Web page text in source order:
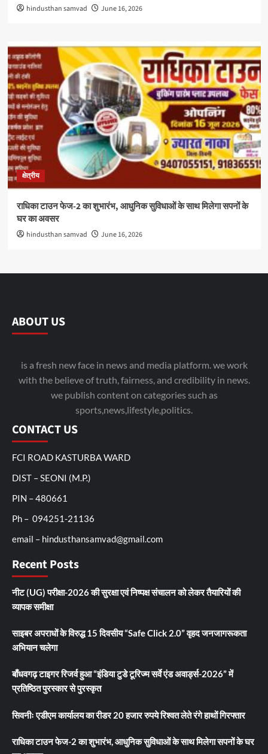
hindusthan samvad June 16, 2026
क्षेत्रीय
राधिका टाउन फेज-2 का शुभारंभ, आधुनिक सुविधाओं के साथ मिलेगा सपनों के
घर का अवसर
hindusthan samvad June 16, 2026
ABOUT US
is a fresh new face in news and media platform. we work
with the believe of truth, fairness, and credibility in news.
we publish content on categories such as
sports,news,lifestyle,politics.
CONTACT US
FCI ROAD KASTURBA WARD
DIST – SEONI (M.P.)
PIN – 480661
Ph – 094251-21136
email – hindusthansamvad@gmail.com
Recent Posts
नीट (UG) परीक्षा-2026 की सुरक्षा एवं निष्पक्ष संचालन को लेकर तैयारियों की
व्यापक समीक्षा
साइबर अपराधों के विरुद्ध 15 दिवसीय “Safe Click 2.0” वृहद जनजागरूकता
अभियान चलेगा
बाँधवगढ़ टाइगर रिजर्व हुआ “इंडिया टुडे टूरिज्म सर्वे एंड अवार्ड्स-2026” में
प्रतिष्ठित पुरस्कार से पुरस्कृत
सिवनीः एडीएम कार्यालय का रीडर 20 हजार रुपये रिश्वत लेते रंगे हाथों गिरफ्तार
राधिका टाउन फेज-2 का शुभारंभ, आधुनिक सुविधाओं के साथ मिलेगा सपनों के घर